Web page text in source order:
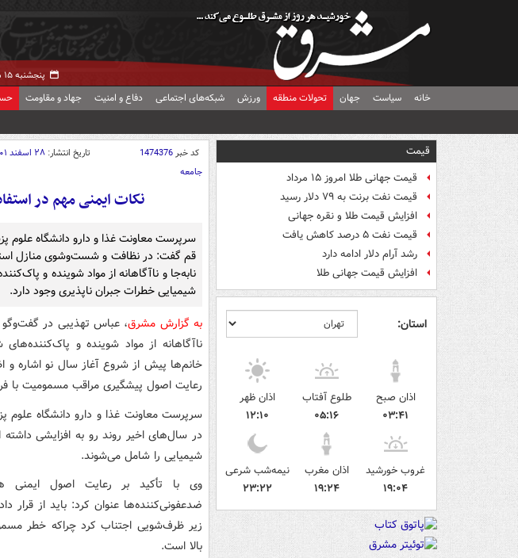
پنجشنبه ۱۵ مرداد ۱۴۰۵ -
خانه سیاست جهان تحولات منطقه ورزش شبکه‌های اجتماعی دفاع و امنیت جهاد و مقاومت
قیمت
قیمت جهانی طلا امروز ۱۵ مرداد
قیمت نفت برنت به ۷۹ دلار رسید
افزایش قیمت طلا و نقره جهانی
قیمت نفت ۵ درصد کاهش یافت
رشد آرام دلار ادامه دارد
افزایش قیمت جهانی طلا
استان:
اذان صبح
۰۳:۴۱
طلوع آفتاب
۰۵:۱۶
اذان ظهر
۱۲:۱۰
غروب خورشید
۱۹:۰۴
اذان مغرب
۱۹:۲۴
نیمه‌شب شرعی
۲۳:۲۲
کد خبر1474376 تاریخ انتشار: ۲۸ اسفند ۱۴۰۱ - ۰۲:۱۸
جامعه
نکات ایمنی مهم در
سرپرست معاونت غذا و دارو دانشگاه علوم
قم گفت: در نظافت و شست‌وشوی منازل
نابه‌جا و ناآگاهانه از مواد شوینده و
شیمیایی خطرات جبران ناپذیری وجود دارد.
به گزارش مشرق، عباس تهذیبی در گفت‌وگو
ناآگاهانه از مواد شوینده و
خانم‌ها پیش از شروع آغاز سال نو اشاره و
رعایت اصول پیشگیری مراقب مسمومیت با
سرپرست معاونت غذا و دارو دانشگاه
شیمیایی را شامل می‌شوند.
وی با تأکید بر رعایت اصول ایمنی
ضدعفونی‌کننده‌ها عنوان کرد: باید از
زیر ظرف‌شویی اجتناب کرد چراکه خطر
بالا است.